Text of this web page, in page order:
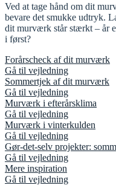
Ved at tage hånd om dit
bevare det smukke udtryk.
dit murværk står stærkt – år
i først?
Forårscheck af dit murværk
Gå til vejledning
Sommertjek af dit murværk
Gå til vejledning
Murværk i efterårsklima
Gå til vejledning
Murværk i vinterkulden
Gå til vejledning
Gør-det-selv projekter:
Gå til vejledning
Mere inspiration
Gå til vejledning